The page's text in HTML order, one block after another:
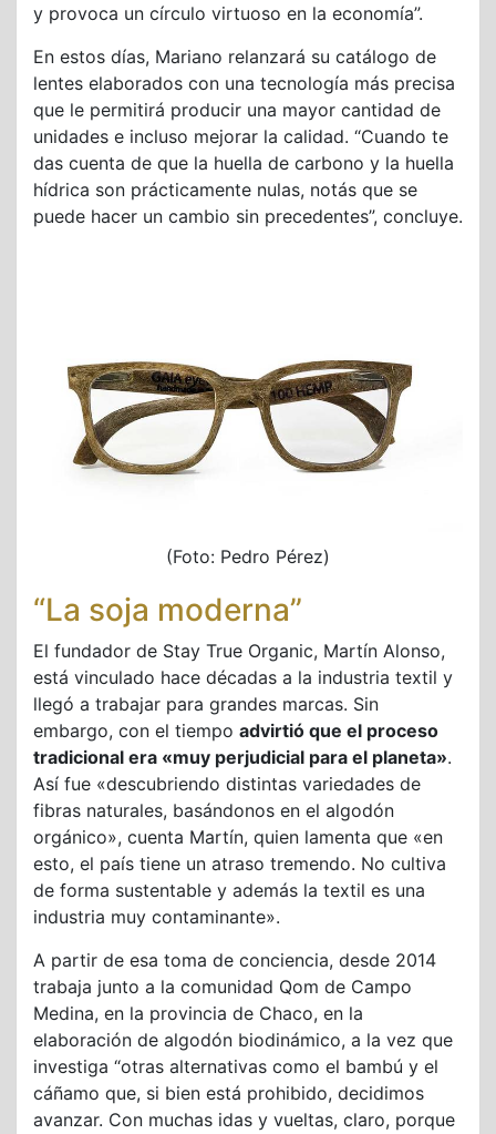
y provoca un círculo virtuoso en la economía”.
En estos días, Mariano relanzará su catálogo de
lentes elaborados con una tecnología más precisa
que le permitirá producir una mayor cantidad de
unidades e incluso mejorar la calidad. “Cuando te
das cuenta de que la huella de carbono y la huella
hídrica son prácticamente nulas, notás que se
puede hacer un cambio sin precedentes”, concluye.
(Foto: Pedro Pérez)
“La soja moderna”
El fundador de Stay True Organic, Martín Alonso,
está vinculado hace décadas a la industria textil y
llegó a trabajar para grandes marcas. Sin
embargo, con el tiempo advirtió que el proceso
tradicional era «muy perjudicial para el planeta».
Así fue «descubriendo distintas variedades de
fibras naturales, basándonos en el algodón
orgánico», cuenta Martín, quien lamenta que «en
esto, el país tiene un atraso tremendo. No cultiva
de forma sustentable y además la textil es una
industria muy contaminante».
A partir de esa toma de conciencia, desde 2014
trabaja junto a la comunidad Qom de Campo
Medina, en la provincia de Chaco, en la
elaboración de algodón biodinámico, a la vez que
investiga “otras alternativas como el bambú y el
cáñamo que, si bien está prohibido, decidimos
avanzar. Con muchas idas y vueltas, claro, porque